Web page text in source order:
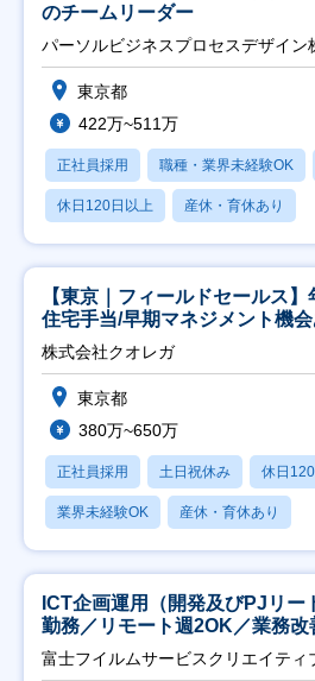
のチームリーダー
パーソルビジネスプロセスデザイン
東京都
422万~511万
正社員採用 職種・業界未経験OK
休日120日以上 産休・育休あり
【東京｜フィールドセールス
住宅手当/早期マネジメント機会
株式会社クオレガ
東京都
380万~650万
正社員採用 土日祝休み 休日
業界未経験OK 産休・育休あり
ICT企画運用（開発及びPJリー
勤務／リモート週2OK／業務改
富士フイルムサービスクリエイティ